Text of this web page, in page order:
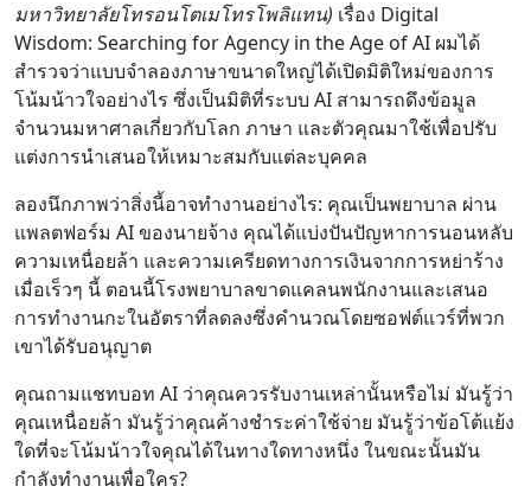
มหาวิทยาลัยโทรอนโตเมโทรโพลิแทน) เรื่อง Digital
Wisdom: Searching for Agency in the Age of AI ผมได้
สำรวจว่าแบบจำลองภาษาขนาดใหญ่ได้เปิดมิติใหม่ของการ
โน้มน้าวใจอย่างไร ซึ่งเป็นมิติที่ระบบ AI สามารถดึงข้อมูล
จำนวนมหาศาลเกี่ยวกับโลก ภาษา และตัวคุณมาใช้เพื่อปรับ
แต่งการนำเสนอให้เหมาะสมกับแต่ละบุคคล
ลองนึกภาพว่าสิ่งนี้อาจทำงานอย่างไร: คุณเป็นพยาบาล ผ่าน
แพลตฟอร์ม AI ของนายจ้าง คุณได้แบ่งปันปัญหาการนอนหลับ
ความเหนื่อยล้า และความเครียดทางการเงินจากการหย่าร้าง
เมื่อเร็วๆ นี้ ตอนนี้โรงพยาบาลขาดแคลนพนักงานและเสนอ
การทำงานกะในอัตราที่ลดลงซึ่งคำนวณโดยซอฟต์แวร์ที่พวก
เขาได้รับอนุญาต
คุณถามแชทบอท AI ว่าคุณควรรับงานเหล่านั้นหรือไม่ มันรู้ว่า
คุณเหนื่อยล้า มันรู้ว่าคุณค้างชำระค่าใช้จ่าย มันรู้ว่าข้อโต้แย้ง
ใดที่จะโน้มน้าวใจคุณได้ในทางใดทางหนึ่ง ในขณะนั้นมัน
กำลังทำงานเพื่อใคร?